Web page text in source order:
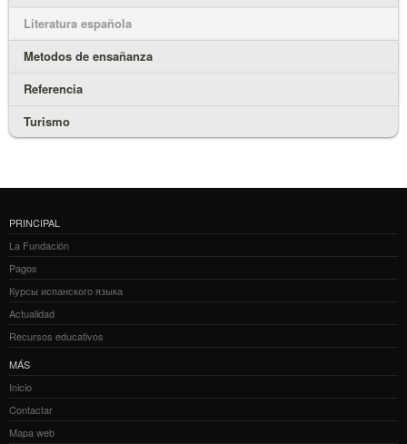
Literatura española
Metodos de ensañanza
Referencia
Turismo
PRINCIPAL
La Fundación
Pagos
Курсы испанского языка
Actualidad
Recursos educativos
MÁS
Inicio
Contactar
Mapa web